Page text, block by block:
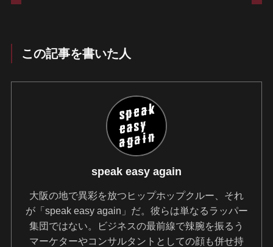
この記事を書いた人
speak easy again
大阪の地で異彩を放つヒップホップクルー、それ
が「speak easy again」だ。彼らは単なるラッパー
集団ではない。ビジネスの最前線で辣腕を振るう
マーケターやコンサルタントとしての顔も併せ持